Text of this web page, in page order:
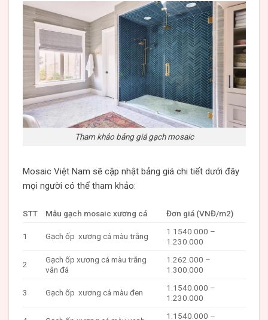
Tham khảo bảng giá gạch mosaic
Mosaic Việt Nam sẽ cập nhật bảng giá chi tiết dưới đây
mọi người có thể tham khảo:
STT Mẫu gạch mosaic xương cá Đơn giá (VNĐ/m2)
1 Gạch ốp xương cá màu trắng
1.1540.000 –
1.230.000
2
Gạch ốp xương cá màu trắng
vân đá
1.262.000 –
1.300.000
3 Gạch ốp xương cá màu đen
1.1540.000 –
1.230.000
1.1540.000 –